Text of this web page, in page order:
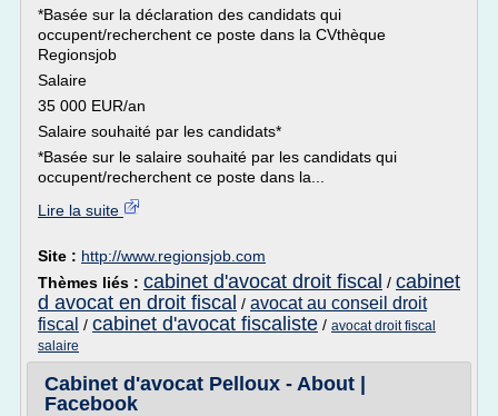
*Basée sur la déclaration des candidats qui
occupent/recherchent ce poste dans la CVthèque
Regionsjob
Salaire
35 000 EUR/an
Salaire souhaité par les candidats*
*Basée sur le salaire souhaité par les candidats qui
occupent/recherchent ce poste dans la...
Lire la suite
Site : http://www.regionsjob.com
Thèmes liés : cabinet d'avocat droit fiscal / cabinet
d avocat en droit fiscal / avocat au conseil droit
fiscal / cabinet d'avocat fiscaliste / avocat droit fiscal
salaire
Cabinet d'avocat Pelloux - About |
Facebook